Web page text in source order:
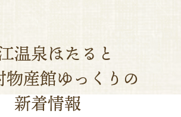
温泉ほたると
物産館ゆっくりの
新着情報